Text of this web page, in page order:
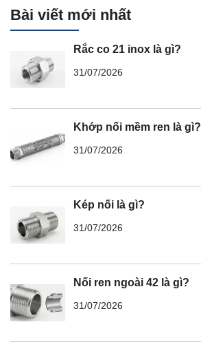
Bài viết mới nhất
Rắc co 21 inox là gì?
31/07/2026
Khớp nối mềm ren là gì?
31/07/2026
Kép nối là gì?
31/07/2026
Nối ren ngoài 42 là gì?
31/07/2026